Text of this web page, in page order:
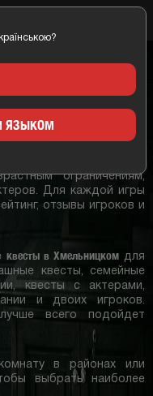
квест-комнаты Хмельницкого
ограничениям,
Для каждой игры
отзывы игроков и
квесты в Хмельницком для
квесты, семейные
квесты с актерами,
и двоих игроков.
всего подойдет
в районах или
выбрать наиболее
ЯЗЫКОМ